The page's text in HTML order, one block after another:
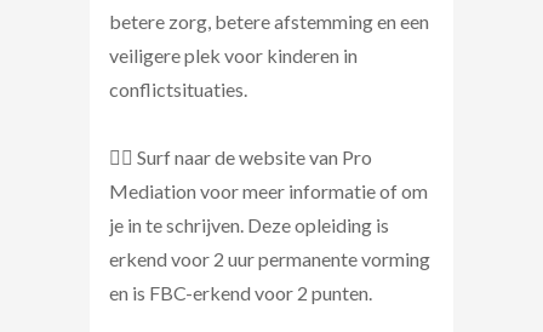
betere zorg, betere afstemming en een
veiligere plek voor kinderen in
conflictsituaties.
🏄‍♂️ Surf naar de website van Pro
Mediation voor meer informatie of om
je in te schrijven. Deze opleiding is
erkend voor 2 uur permanente vorming
en is FBC-erkend voor 2 punten.